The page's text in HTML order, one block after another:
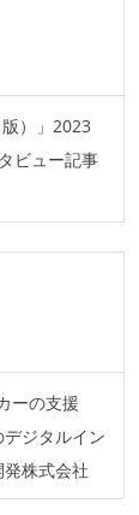
）」2023
ビュー記事
ーの支援
ジタルイン
株式会社